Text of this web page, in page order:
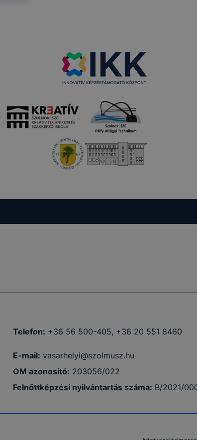
Telefon: +36 56 500-405, +36 20 551 8460
E-mail: vasarhelyi@szolmusz.hu
OM azonosító: 203056/022
Felnőttképzési nyilvántartás száma: B/2021/